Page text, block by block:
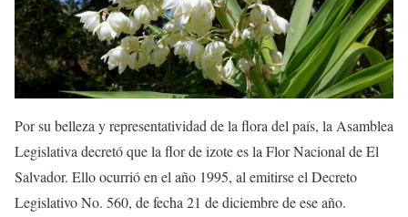
Por su belleza y representatividad de la flora del país, la Asamblea
Legislativa decretó que la flor de izote es la Flor Nacional de El
Salvador. Ello ocurrió en el año 1995, al emitirse el Decreto
Legislativo No. 560, de fecha 21 de diciembre de ese año.